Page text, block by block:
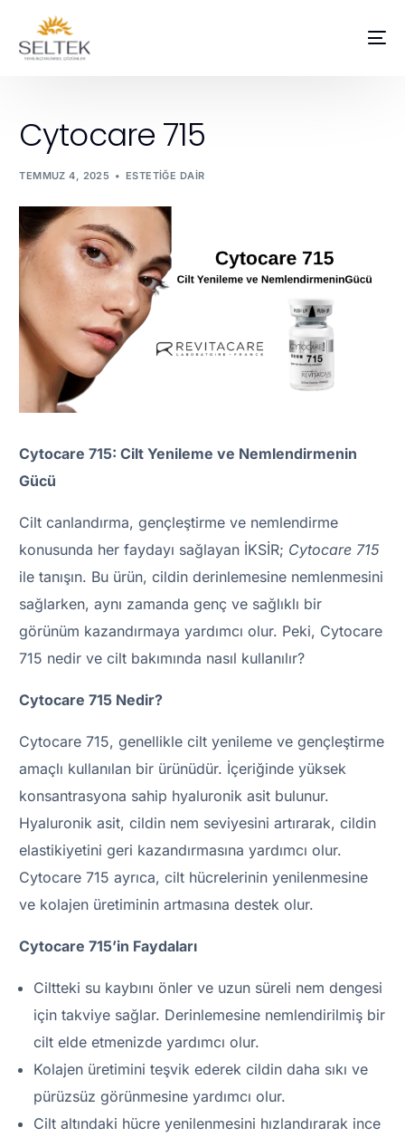
Cytocare 715
TEMMUZ 4, 2025 ESTETIĞE DAIR
Cytocare 715: Cilt Yenileme ve Nemlendirmenin
Gücü
Cilt canlandırma, gençleştirme ve nemlendirme
konusunda her faydayı sağlayan İKSİR; Cytocare 715
ile tanışın. Bu ürün, cildin derinlemesine nemlenmesini
sağlarken, aynı zamanda genç ve sağlıklı bir
görünüm kazandırmaya yardımcı olur. Peki, Cytocare
715 nedir ve cilt bakımında nasıl kullanılır?
Cytocare 715 Nedir?
Cytocare 715, genellikle cilt yenileme ve gençleştirme
amaçlı kullanılan bir ürünüdür. İçeriğinde yüksek
konsantrasyona sahip hyaluronik asit bulunur.
Hyaluronik asit, cildin nem seviyesini artırarak, cildin
elastikiyetini geri kazandırmasına yardımcı olur.
Cytocare 715 ayrıca, cilt hücrelerinin yenilenmesine
ve kolajen üretiminin artmasına destek olur.
Cytocare 715’in Faydaları
Ciltteki su kaybını önler ve uzun süreli nem dengesi
için takviye sağlar. Derinlemesine nemlendirilmiş bir
cilt elde etmenizde yardımcı olur.
Kolajen üretimini teşvik ederek cildin daha sıkı ve
pürüzsüz görünmesine yardımcı olur.
Cilt altındaki hücre yenilenmesini hızlandırarak ince